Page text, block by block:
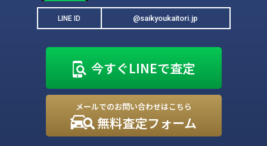
LINE ID @saikyoukaitori.jp
今すぐLINEで査定
メールでのお問い合わせはこちら
無料査定フォーム